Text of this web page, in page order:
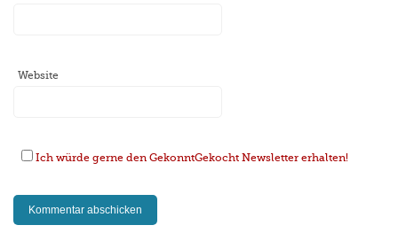
Website
Ich würde gerne den GekonntGekocht Newsletter erhalten!